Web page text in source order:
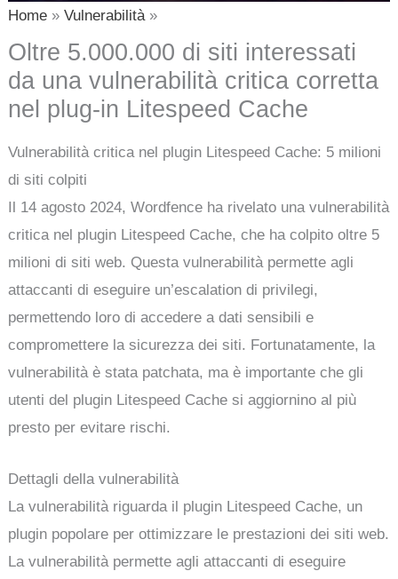
Home Vulnerabilità
Oltre 5.000.000 di siti interessati
da una vulnerabilità critica corretta
nel plug-in Litespeed Cache
Vulnerabilità critica nel plugin Litespeed Cache: 5 milioni
di siti colpiti
Il 14 agosto 2024, Wordfence ha rivelato una vulnerabilità
critica nel plugin Litespeed Cache, che ha colpito oltre 5
milioni di siti web. Questa vulnerabilità permette agli
attaccanti di eseguire un’escalation di privilegi,
permettendo loro di accedere a dati sensibili e
compromettere la sicurezza dei siti. Fortunatamente, la
vulnerabilità è stata patchata, ma è importante che gli
utenti del plugin Litespeed Cache si aggiornino al più
presto per evitare rischi.
Dettagli della vulnerabilità
La vulnerabilità riguarda il plugin Litespeed Cache, un
plugin popolare per ottimizzare le prestazioni dei siti web.
La vulnerabilità permette agli attaccanti di eseguire